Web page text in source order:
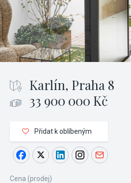
Karlín, Praha 8
33 900 000 Kč
Přidat k oblíbeným
Cena (prodej)